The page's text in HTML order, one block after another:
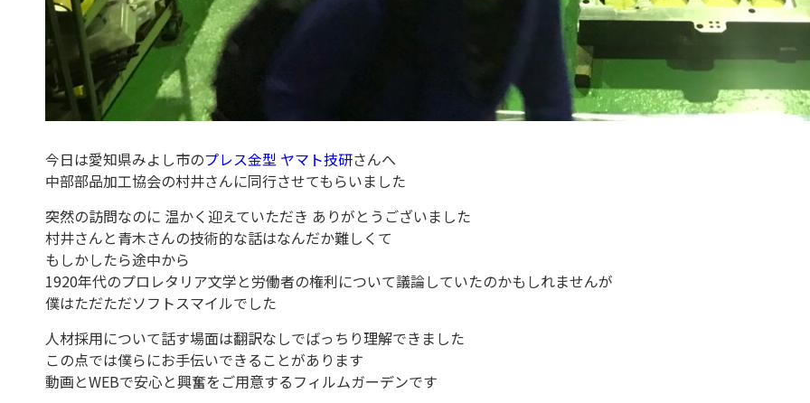
今日は愛知県みよし市のプレス金型 ヤマト技研さんへ
中部部品加工協会の村井さんに同行させてもらいました
突然の訪問なのに 温かく迎えていただき ありがとうございました
村井さんと青木さんの技術的な話はなんだか難しくて
もしかしたら途中から
1920年代のプロレタリア文学と労働者の権利について議論していたのかもしれませんが
僕はただただソフトスマイルでした
人材採用について話す場面は翻訳なしでばっちり理解できました
この点では僕らにお手伝いできることがあります
動画とWEBで安心と興奮をご用意するフィルムガーデンです